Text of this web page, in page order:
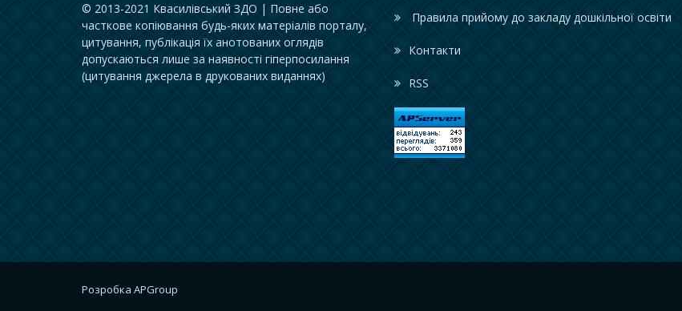
© 2013-2021 Квасилівський ЗДО | Повне або
часткове копіювання будь-яких матеріалів порталу,
цитування, публікація їх анотованих оглядів
допускаються лише за наявності гіперпосилання
(цитування джерела в друкованих виданнях)
Правила прийому до закладу дошкільної освіти
Контакти
RSS
Розробка APGroup